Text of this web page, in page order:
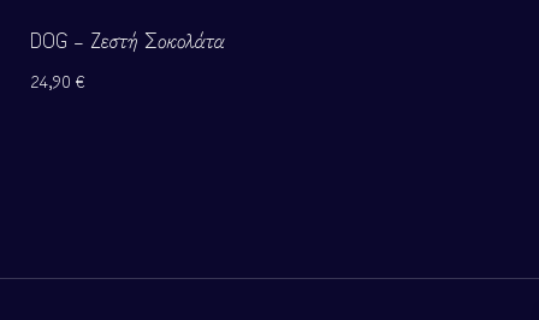
DOG – Ζεστή Σοκολάτα
24,90 €